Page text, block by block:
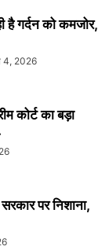
है गर्दन को कमजोर,
4, 2026
कोर्ट का बड़ा
पर निशाना,